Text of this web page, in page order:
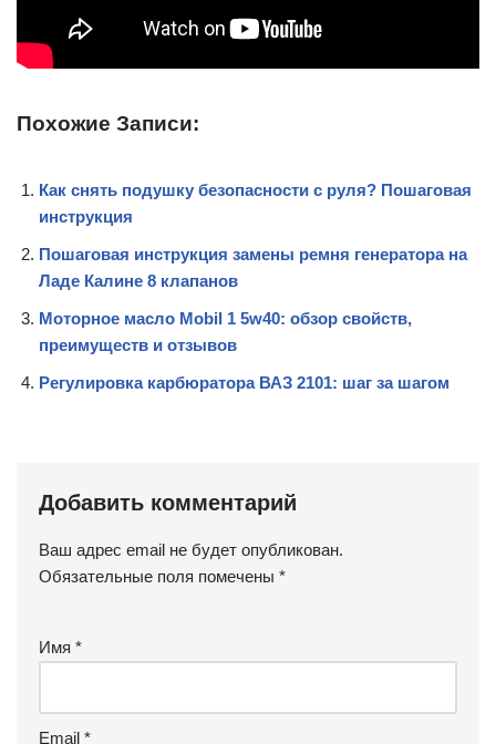
Похожие Записи:
Как снять подушку безопасности с руля? Пошаговая
инструкция
Пошаговая инструкция замены ремня генератора на
Ладе Калине 8 клапанов
Моторное масло Mobil 1 5w40: обзор свойств,
преимуществ и отзывов
Регулировка карбюратора ВАЗ 2101: шаг за шагом
Добавить комментарий
Ваш адрес email не будет опубликован.
Обязательные поля помечены *
Имя *
Email *